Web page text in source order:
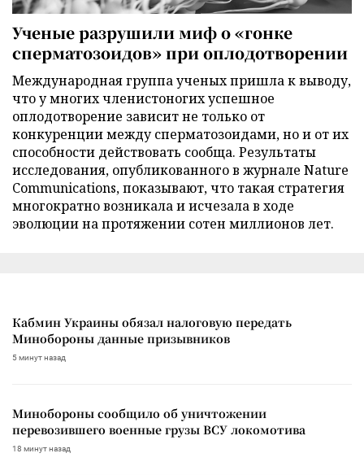
Ученые разрушили миф о «гонке
сперматозоидов» при оплодотворении
Международная группа ученых пришла к выводу,
что у многих членистоногих успешное
оплодотворение зависит не только от
конкуренции между сперматозоидами, но и от их
способности действовать сообща. Результаты
исследования, опубликованного в журнале Nature
Communications, показывают, что такая стратегия
многократно возникала и исчезала в ходе
эволюции на протяжении сотен миллионов лет.
Кабмин Украины обязал налоговую передать
Минобороны данные призывников
5 минут назад
Минобороны сообщило об уничтожении
перевозившего военные грузы ВСУ локомотива
18 минут назад